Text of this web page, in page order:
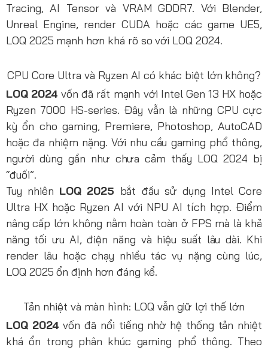
Tracing, AI Tensor và VRAM GDDR7. Với Blender,
Unreal Engine, render CUDA hoặc các game UE5,
LOQ 2025 mạnh hơn khá rõ so với LOQ 2024.
CPU Core Ultra và Ryzen AI có khác biệt lớn không?
LOQ 2024 vốn đã rất mạnh với Intel Gen 13 HX hoặc
Ryzen 7000 HS-series. Đây vẫn là những CPU cực
kỳ ổn cho gaming, Premiere, Photoshop, AutoCAD
hoặc đa nhiệm nặng. Với nhu cầu gaming phổ thông,
người dùng gần như chưa cảm thấy LOQ 2024 bị
“đuối”.
Tuy nhiên LOQ 2025 bắt đầu sử dụng Intel Core
Ultra HX hoặc Ryzen AI với NPU AI tích hợp. Điểm
nâng cấp lớn không nằm hoàn toàn ở FPS mà là khả
năng tối ưu AI, điện năng và hiệu suất lâu dài. Khi
render lâu hoặc chạy nhiều tác vụ nặng cùng lúc,
LOQ 2025 ổn định hơn đáng kể.
Tản nhiệt và màn hình: LOQ vẫn giữ lợi thế lớn
LOQ 2024 vốn đã nổi tiếng nhờ hệ thống tản nhiệt
khá ổn trong phân khúc gaming phổ thông. Theo